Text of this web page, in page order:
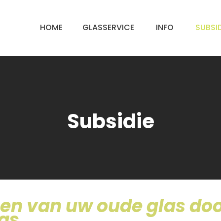
HOME GLASSERVICE INFO
Subsidie
van uw oude glas